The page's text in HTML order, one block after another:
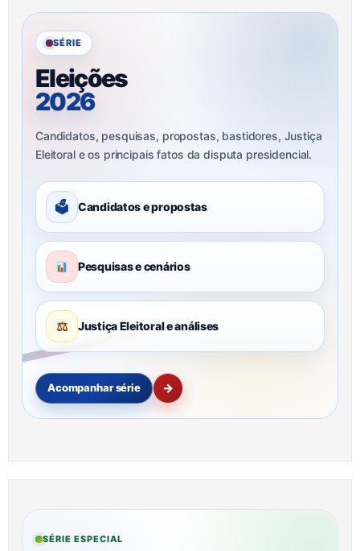
SÉRIE
Eleições
2026
Candidatos, pesquisas, propostas, bastidores, Justiça
Eleitoral e os principais fatos da disputa presidencial.
🗳 Candidatos e propostas
Pesquisas e cenários
⚖ Justiça Eleitoral e análises
Acompanhar série →
SÉRIE ESPECIAL